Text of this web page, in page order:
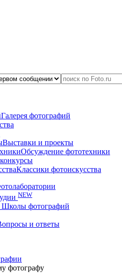
Галерея фотографий
Выставки и проекты
Обсуждение фототехники
Классики фотоискусства
NEW
Школы фотографий
и ответы
фотографу